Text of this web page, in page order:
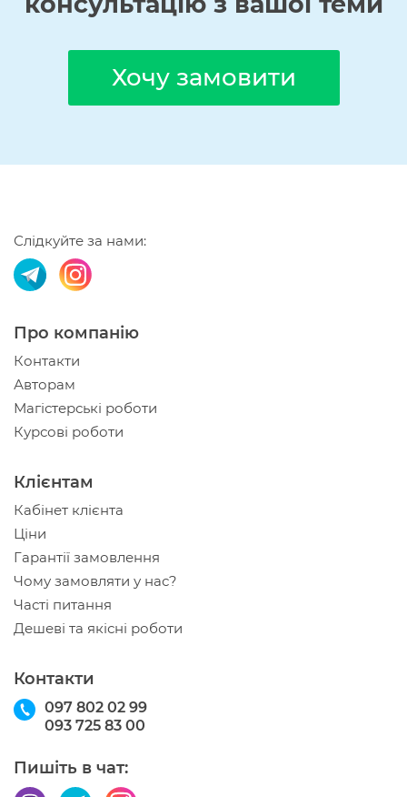
Хочу замовити
Слідкуйте за нами:
Про компанію
Контакти
Авторам
Магістерські роботи
Курсові роботи
Клієнтам
Кабінет клієнта
Ціни
Гарантії замовлення
Чому замовляти у нас?
Часті питання
Дешеві та якісні роботи
Контакти
097 802 02 99
093 725 83 00
Пишіть в чат: